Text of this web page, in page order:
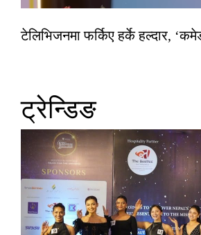
टेलिभिजनमा फर्किए हर्के हल्दार,
ट्रेन्डिङ